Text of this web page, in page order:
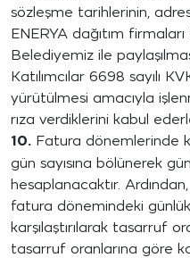
sözleşme tarihlerinin,
ENERYA dağıtım
Belediyemiz ile
Katılımcılar 6698 sayılı
yürütülmesi amacıyla
rıza verdiklerini kabul
10. Fatura dönemlerinde
gün sayısına bölünerek
hesaplanacaktır.
fatura dönemindeki
karşılaştırılarak tasarruf
tasarruf oranlarına göre